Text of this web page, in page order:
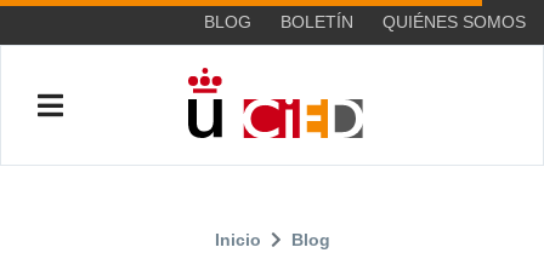
BLOG BOLETÍN QUIÉNES SOMOS
Inicio Blog